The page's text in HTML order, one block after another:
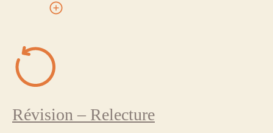
Révision – Relecture